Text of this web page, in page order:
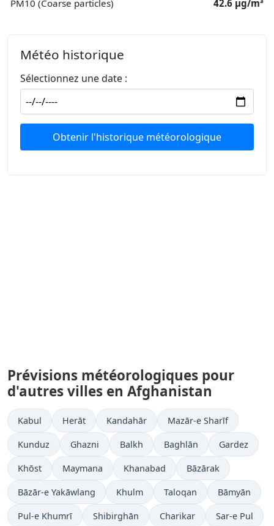
PM10 (Coarse particles) 42.6 μg/m³
Météo historique
Sélectionnez une date :
Obtenir l'historique météorologique
Prévisions météorologiques pour
d'autres villes en Afghanistan
Kabul Herāt Kandahār Mazār-e Sharīf
Kunduz Ghazni Balkh Baghlān Gardez
Khōst Maymana Khanabad Bāzārak
Bāzār-e Yakāwlang Khulm Taloqan Bāmyān
Pul-e Khumrī Shibirghān Charikar Sar-e Pul